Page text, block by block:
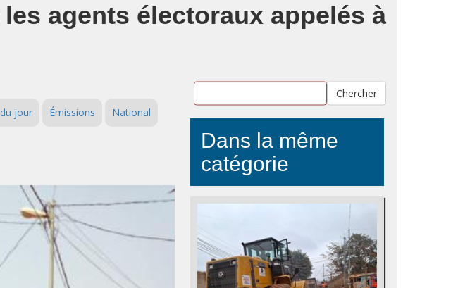
agents électoraux appelés à
jour Émissions National
Chercher
Dans la même
catégorie